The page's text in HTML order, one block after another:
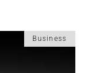
Business